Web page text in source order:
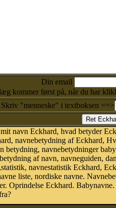
Din email
kommer først på, når du har
Skriv "menneske" i textboksen ==>
navn Eckhard, hvad betyder
navnebetydning af Eckhard,
navnebetydninger
af navn, navneguiden,
navnestatistik Eckhard,
liste, nordiske navne.
Oprindelse Eckhard.